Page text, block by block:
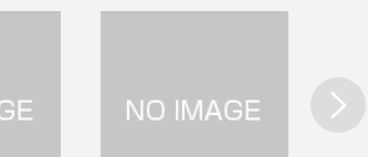
Next